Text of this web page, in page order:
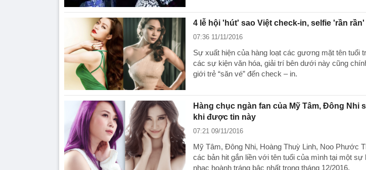
4 lễ hội 'hút' sao Việt check-in, selfie 'rần
07:36 11/11/2016
Sự xuất hiện của hàng loạt các gương mặt tên tuổi
các sự kiện văn hóa, giải trí bên dưới này cũng
giới trẻ “săn vé” đến check – in.
Hàng chục ngàn fan của Mỹ Tâm, Đông Nhi
khi được tin này
07:21 09/11/2016
Mỹ Tâm, Đông Nhi, Hoàng Thuỳ Linh, Noo Phước
các bản hit gắn liền với tên tuổi của mình tại một sự
nhạc hoành tráng bậc nhất trong tháng 12/2016.